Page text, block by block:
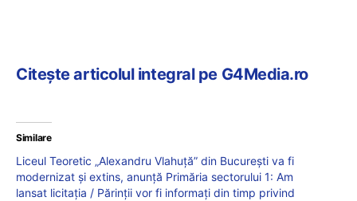
Citește articolul integral pe G4Media.ro
Similare
Liceul Teoretic „Alexandru Vlahuţă” din București va fi
modernizat și extins, anunță Primăria sectorului 1: Am
lansat licitația / Părinţii vor fi informaţi din timp privind